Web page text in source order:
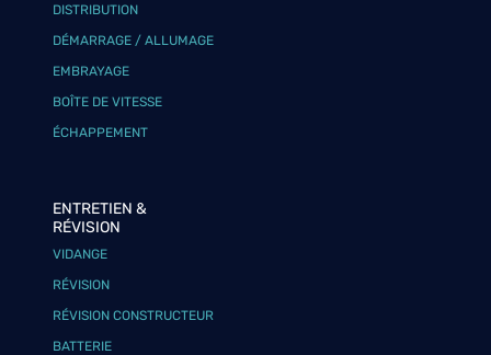
DISTRIBUTION
DÉMARRAGE / ALLUMAGE
EMBRAYAGE
BOÎTE DE VITESSE
ÉCHAPPEMENT
ENTRETIEN &
RÉVISION
VIDANGE
RÉVISION
RÉVISION CONSTRUCTEUR
BATTERIE